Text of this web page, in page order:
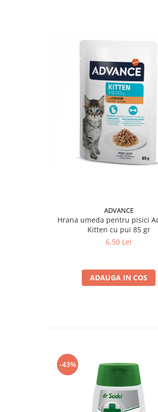
ADVANCE
Hrana umeda pentru pisici
Kitten cu pui 85 gr
6,50 Lei
ADAUGA IN COS
-43%